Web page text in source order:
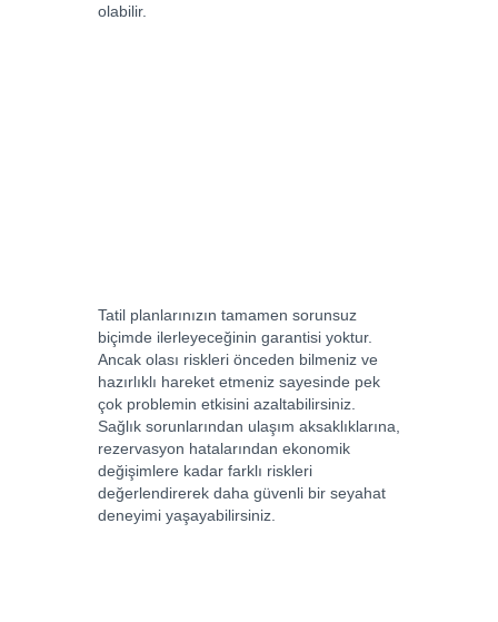
olabilir.
Tatil planlarınızın tamamen sorunsuz
biçimde ilerleyeceğinin garantisi yoktur.
Ancak olası riskleri önceden bilmeniz ve
hazırlıklı hareket etmeniz sayesinde pek
çok problemin etkisini azaltabilirsiniz.
Sağlık sorunlarından ulaşım aksaklıklarına,
rezervasyon hatalarından ekonomik
değişimlere kadar farklı riskleri
değerlendirerek daha güvenli bir seyahat
deneyimi yaşayabilirsiniz.